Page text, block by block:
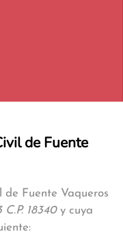
de Fuente
de Fuente Vaqueros
18340y cuya